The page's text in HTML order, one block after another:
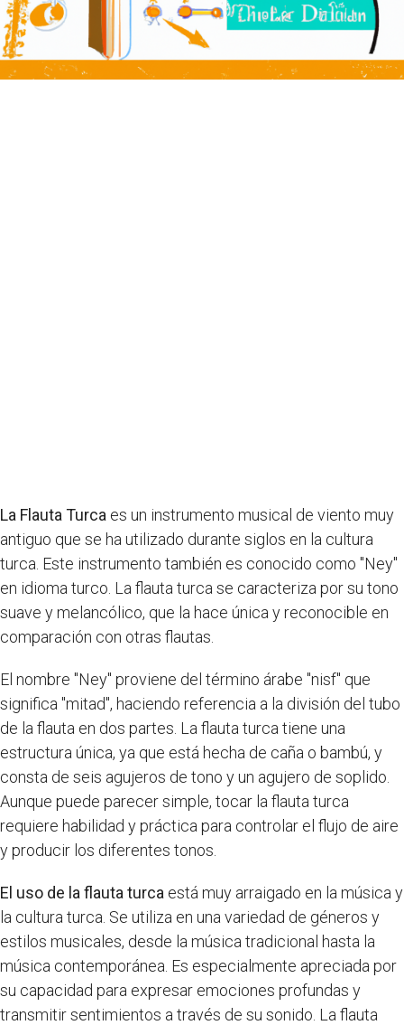
La Flauta Turca es un instrumento musical de viento muy
antiguo que se ha utilizado durante siglos en la cultura
turca. Este instrumento también es conocido como "Ney"
en idioma turco. La flauta turca se caracteriza por su tono
suave y melancólico, que la hace única y reconocible en
comparación con otras flautas.
El nombre "Ney" proviene del término árabe "nisf" que
significa "mitad", haciendo referencia a la división del tubo
de la flauta en dos partes. La flauta turca tiene una
estructura única, ya que está hecha de caña o bambú, y
consta de seis agujeros de tono y un agujero de soplido.
Aunque puede parecer simple, tocar la flauta turca
requiere habilidad y práctica para controlar el flujo de aire
y producir los diferentes tonos.
El uso de la flauta turca está muy arraigado en la música y
la cultura turca. Se utiliza en una variedad de géneros y
estilos musicales, desde la música tradicional hasta la
música contemporánea. Es especialmente apreciada por
su capacidad para expresar emociones profundas y
transmitir sentimientos a través de su sonido. La flauta